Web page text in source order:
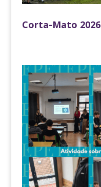
Corta-Mato 2026